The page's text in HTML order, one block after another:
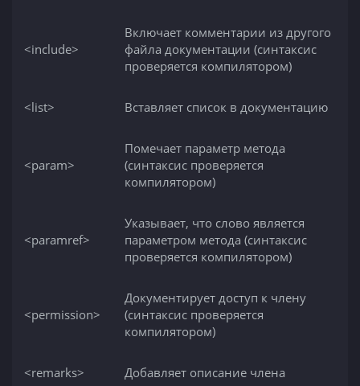
<include>
Включает комментарии из другого
файла документации (синтаксис
проверяется компилятором)
<list> Вставляет список в документацию
<param>
Помечает параметр метода
(синтаксис проверяется
компилятором)
<paramref>
Указывает, что слово является
параметром метода (синтаксис
проверяется компилятором)
<permission>
Документирует доступ к члену
(синтаксис проверяется
компилятором)
<remarks> Добавляет описание члена